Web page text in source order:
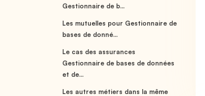
Gestionnaire de b...
Les mutuelles pour Gestionnaire de
bases de donné...
Le cas des assurances
Gestionnaire de bases de données
et de...
Les autres métiers dans la même